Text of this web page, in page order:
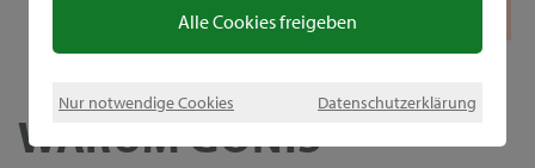
Alle Cookies freigeben
Nur notwendige Cookies Datenschutzerklärung
WARUM GONIS